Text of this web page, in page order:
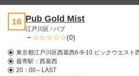
は不要です。初心者の子も多く、素人っぽい初
ひとつ！ カラオケでワイワイ楽しみたい時も、ゆっくり語り合いたい夜
も、必ず誰かが隣に寄り添ってくれるので、お
イイ子、ノリの良い子、落ち着いた子などタイ
囲気も人気の理由。常連さんはもちろん、新規
居心地の良さが広がっています。西葛西にお越
案山子」で非日常の楽しいひとときを満喫してく
16 Pub Gold Mist
江戸川区 / パブ
－ (0)
東京都江戸川区西葛西6-9-10 ビックウエスト
最寄駅： 西葛西
20：00～LAST